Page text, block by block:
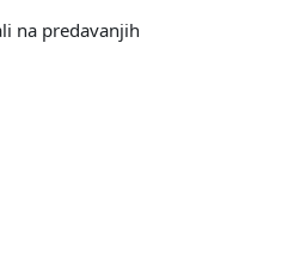
na predavanjih